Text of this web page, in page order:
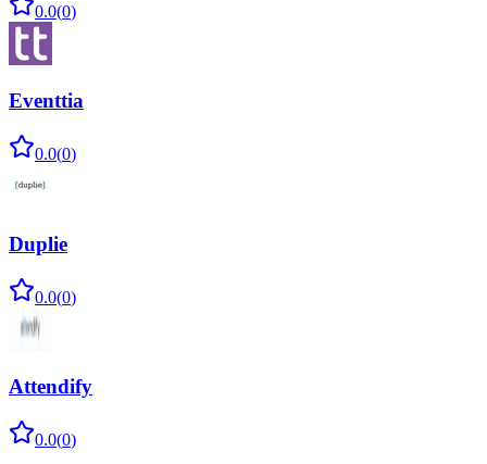
0.0(0)
Eventtia
0.0(0)
Duplie
0.0(0)
Attendify
0.0(0)